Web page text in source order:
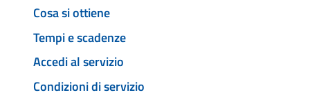
Cosa si ottiene
Tempi e scadenze
Accedi al servizio
Condizioni di servizio